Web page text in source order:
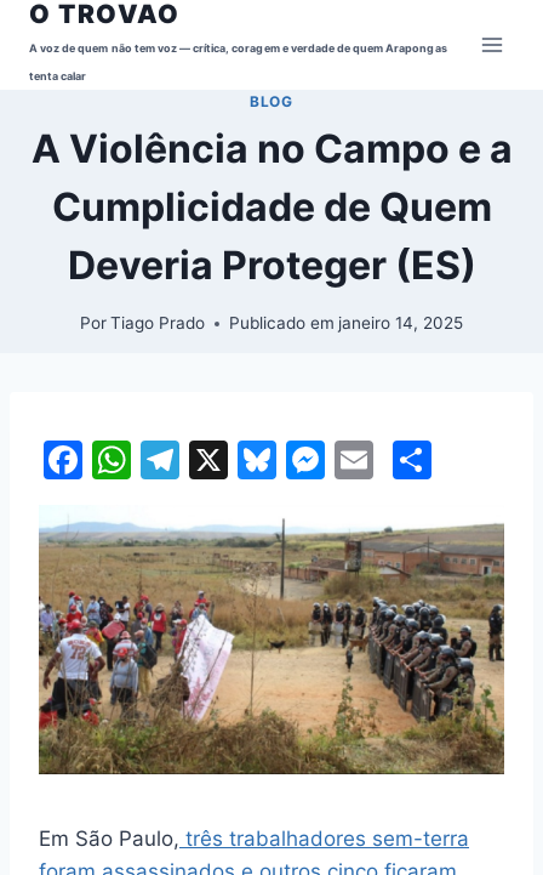
Pular
para
O TROVAO
A voz de quem não tem voz — crítica, coragem e verdade de quem Arapongas
tenta calar
BLOG
A Violência no Campo e a
Cumplicidade de Quem
Deveria Proteger (ES)
PorTiago Prado Publicado em janeiro 14, 2025
F
c
e
b
o
o
k
W
at
s
A
p
p
T
e
gr
a
m
X
Bl
e
s
k
y
M
s
s
e
n
g
er
E
ai
l
ar
e
Em São Paulo, três trabalhadores sem-terra